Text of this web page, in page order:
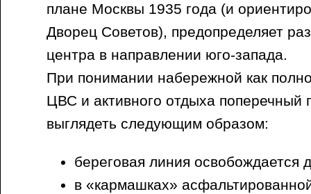
плане Москвы 1935 года (и
Дворец Советов), предопределяет
центра в направлении юго-запада.
При понимании набережной как
ЦВС и активного отдыха поперечный
выглядеть следующим образом:
береговая линия
в «кармашках»